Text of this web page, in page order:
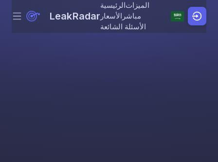
Skip to content
Menu LeakRadar
الرئيسيةالميزات
الأسعار مباشر
الأسئلة الشائعة